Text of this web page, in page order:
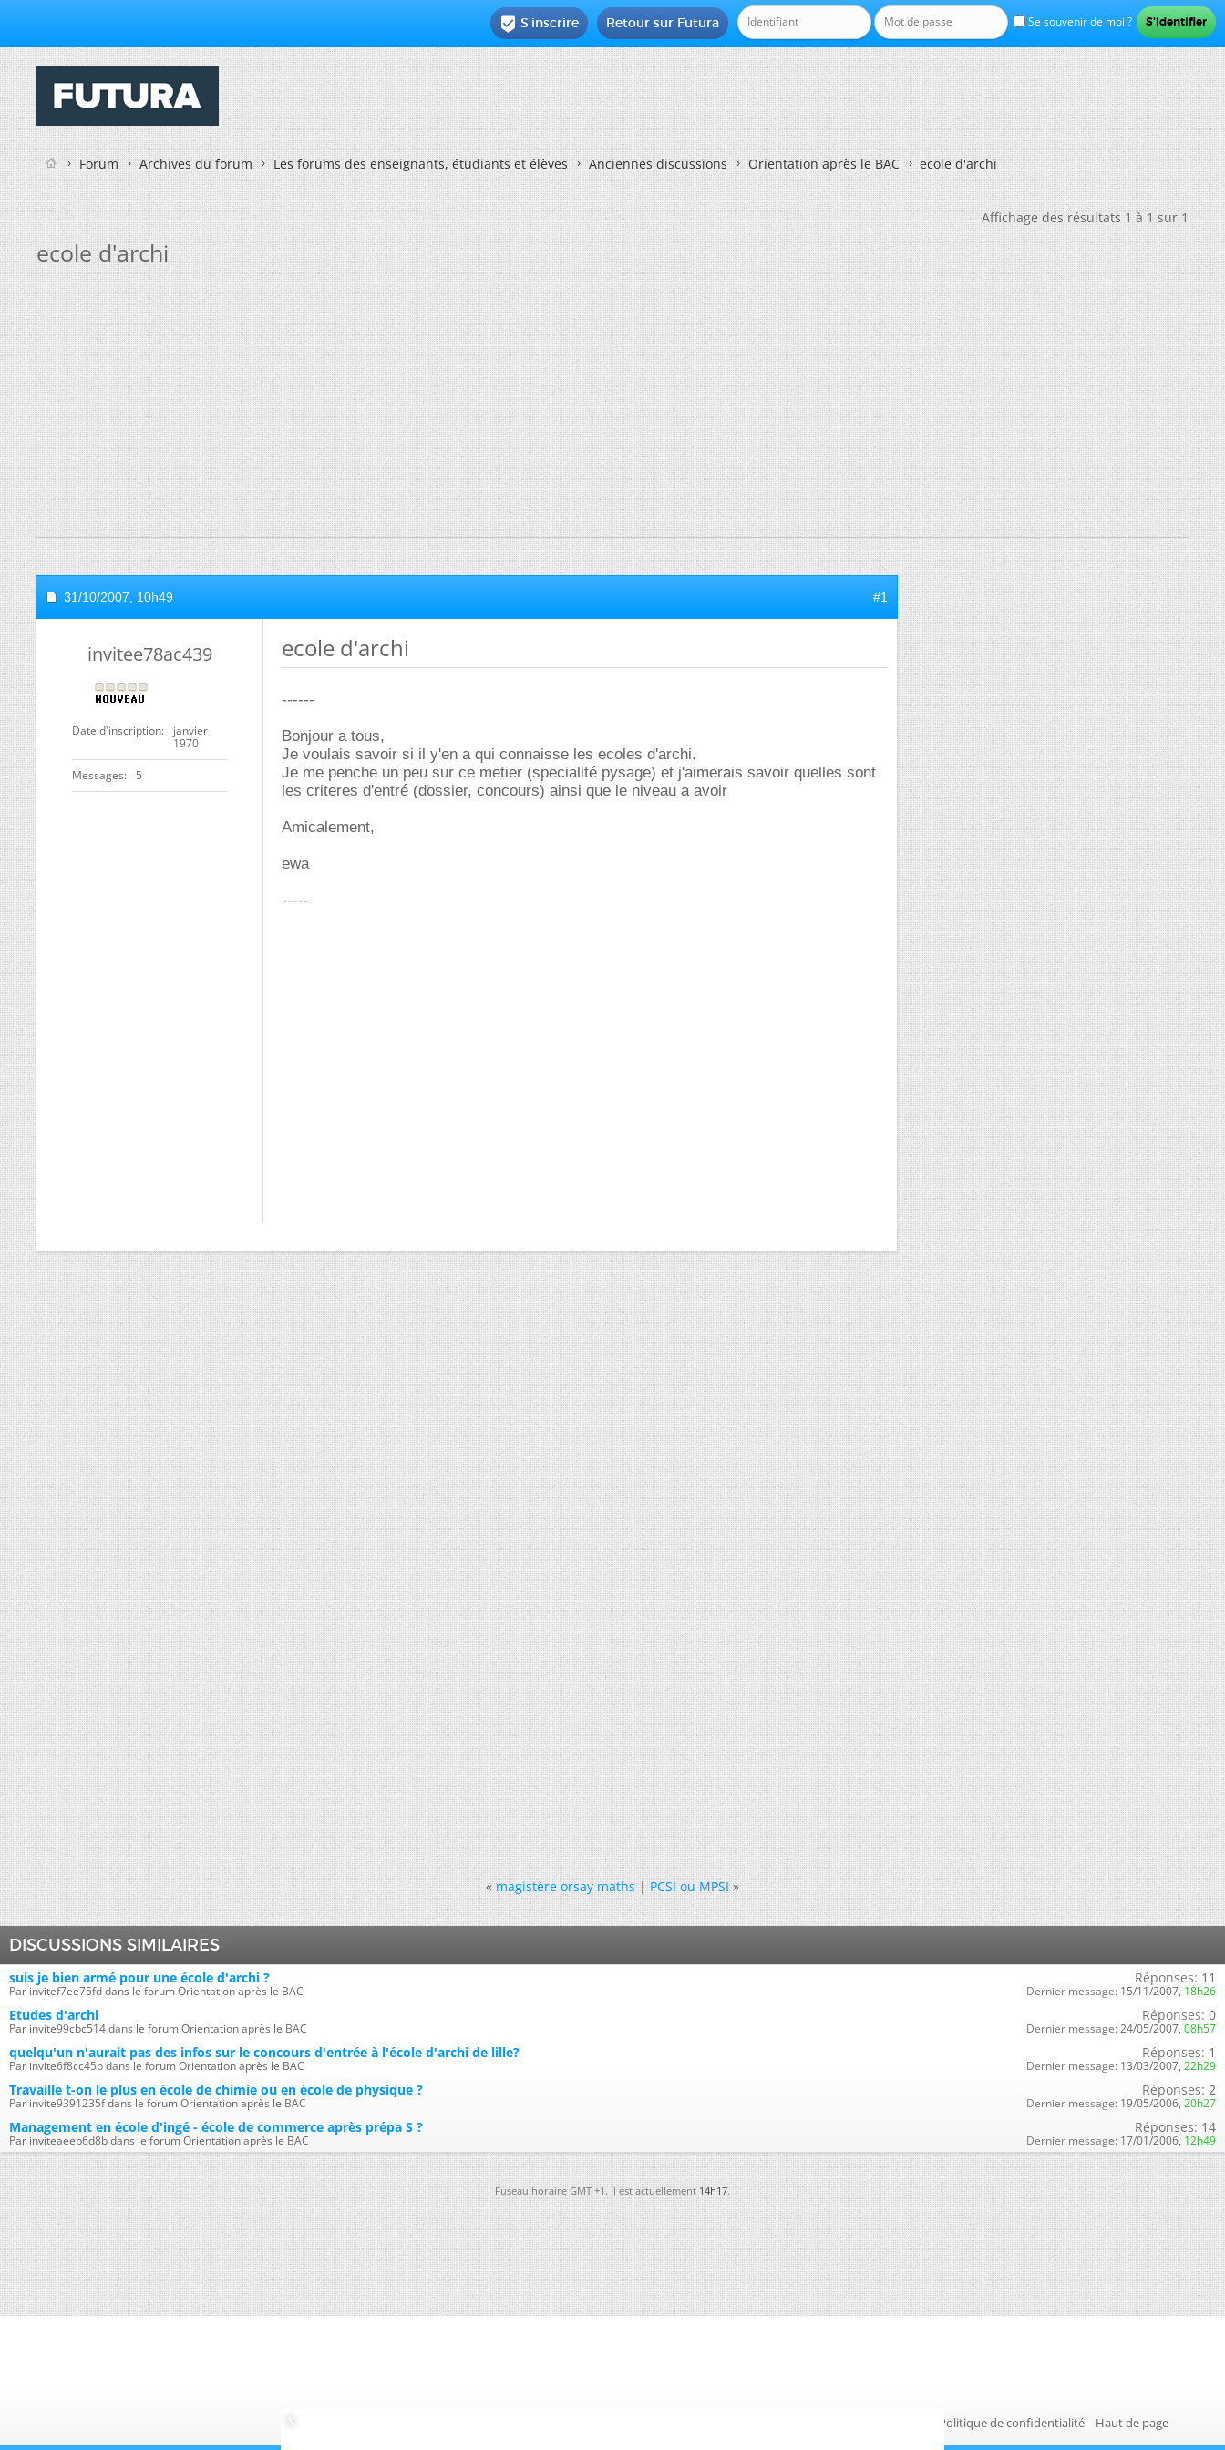
Se souvenir de moi ?
Retour sur Futura
 S'inscrire
Forum Archives du forum Les forums des enseignants, étudiants et élèves Anciennes discussions Orientation après le BAC ecole d'archi
Affichage des résultats 1 à 1 sur 1
ecole d'archi
31/10/2007, 10h49 #1
invitee78ac439
Date d'inscription
janvier
1970
Messages 5
ecole d'archi
------
Bonjour a tous,
Je voulais savoir si il y'en a qui connaisse les ecoles d'archi.
Je me penche un peu sur ce metier (specialité pysage) et j'aimerais savoir quelles sont
les criteres d'entré (dossier, concours) ainsi que le niveau a avoir
Amicalement,
ewa
-----
« magistère orsay maths|PCSI ou MPSI »
DISCUSSIONS SIMILAIRES
suis je bien armé pour une école d'archi ?
Par invitef7ee75fd dans le forum Orientation après le BAC
Réponses: 11
Dernier message: 15/11/2007, 18h26
Etudes d'archi
Par invite99cbc514 dans le forum Orientation après le BAC
Réponses: 0
Dernier message: 24/05/2007, 08h57
quelqu'un n'aurait pas des infos sur le concours d'entrée à l'école d'archi de lille?
Par invite6f8cc45b dans le forum Orientation après le BAC
Réponses: 1
Dernier message: 13/03/2007, 22h29
Travaille t-on le plus en école de chimie ou en école de physique ?
Par invite9391235f dans le forum Orientation après le BAC
Réponses: 2
Dernier message: 19/05/2006, 20h27
Management en école d'ingé - école de commerce après prépa S ?
Par inviteaeeb6d8b dans le forum Orientation après le BAC
Réponses: 14
Dernier message: 17/01/2006, 12h49
Fuseau horaire GMT +1. Il est actuellement14h17.
Politique de confidentialité- Haut de page